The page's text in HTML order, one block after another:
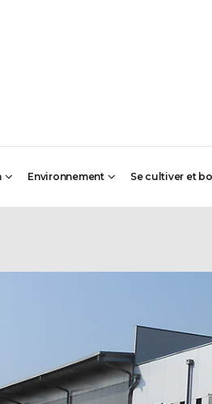
Environnement Se cultiver et